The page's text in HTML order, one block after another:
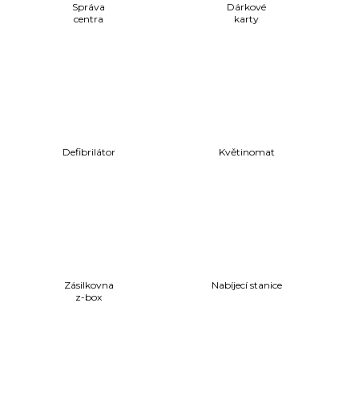
Správa
centra
Dárkové
karty
Defibrilátor Květinomat
Zásilkovna
z-box
Nabíjecí stanice